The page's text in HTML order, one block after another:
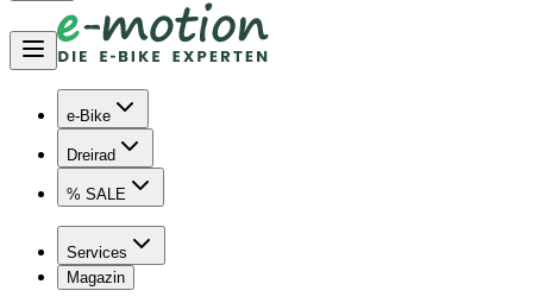
e-Bike
Dreirad
% SALE
Services
Magazin